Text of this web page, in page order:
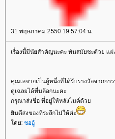
31 พฤษภาคม 2550 19:57:04 น.
เรื่องนี้มีนัยสำคัญนะคะ ทันสมัยซะด้วย แฝง
คุณเลจายเป็นผู้หนึ่งที่ได้รับรางวัลจากกา
ดูเฉลยได้ที่บล้อกนะคะ
กรุณาส่งชื่อ ที่อยู่ให้หลังไมค์ด้ว
ินดีส่งของที่ระลึกไปให้ค่ะ
ดย: ซออู้